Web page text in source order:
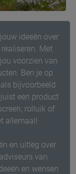
ideeën over
Met
voorzien van
Ben je op
bijvoorbeeld
een product
rolluik of
allemaal!
en uitleg over
van
en wensen